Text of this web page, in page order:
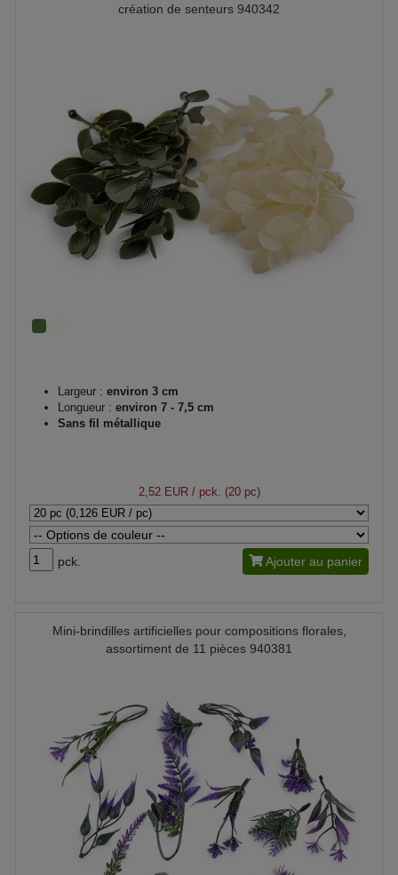
création de senteurs 940342
Largeur : environ 3 cm
Longueur : environ 7 - 7,5 cm
Sans fil métallique
2,52 EUR/ pck. (20 pc)
pck. Ajouter au panier
Mini-brindilles artificielles pour compositions florales,
assortiment de 11 pièces 940381